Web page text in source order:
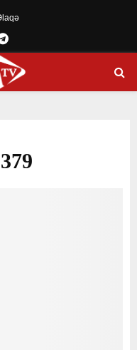
Telegram